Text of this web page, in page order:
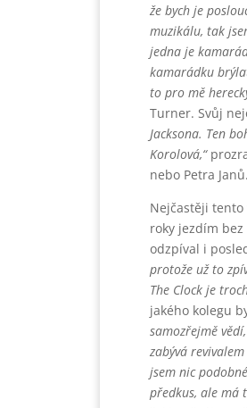
že bych je
muzikálu, tak
jedna je
kamarádku
to pro mě
Turner. Svůj
Jacksona. Ten
Korolová,“
nebo Petra Janů.
Nejčastěji tento
roky jezdím
odzpíval i
protože už to
The Clock je
jakého kolegu
samozřejmě
zabývá
jsem nic
předkus, ale má